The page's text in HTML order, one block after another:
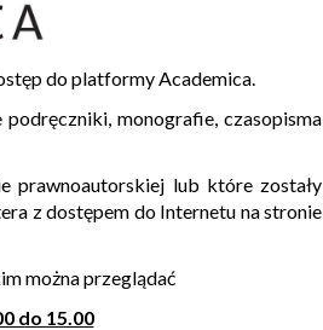
do platformy Academica.
monografie, czasopisma
prawnoautorskiej lub które zostały
z dostępem do Internetu na stronie
można przeglądać
do 15.00